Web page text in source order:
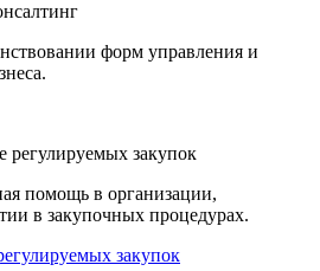
форм управления и
регулируемых закупок
помощь в организации,
в закупочных процедурах.
закупок